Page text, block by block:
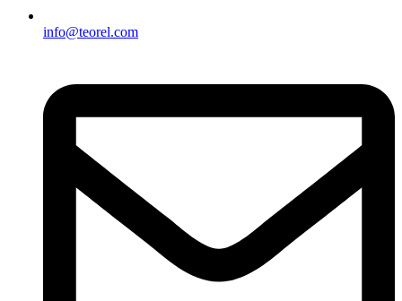
info@teorel.com